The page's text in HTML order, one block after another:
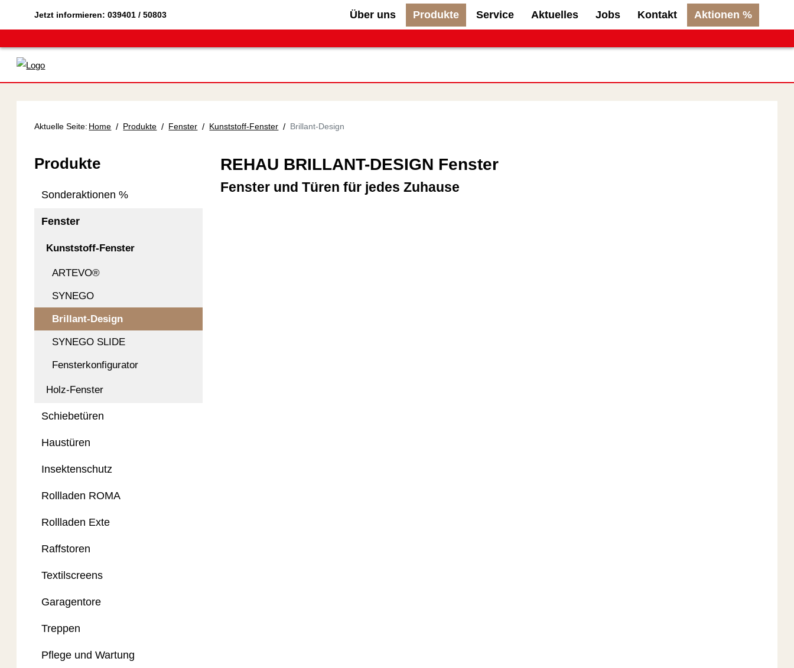
Jetzt informieren: 039401 / 50803 Über uns Produkte Service Aktuelles Jobs Kontakt Aktionen %
Aktuelle Seite: Home / Produkte / Fenster / Kunststoff-Fenster / Brillant-Design
Produkte
Sonderaktionen %
Fenster
Kunststoff-Fenster
ARTEVO®
SYNEGO
Brillant-Design
SYNEGO SLIDE
Fensterkonfigurator
Holz-Fenster
Schiebetüren
Haustüren
Insektenschutz
Rollladen ROMA
Rollladen Exte
Raffstoren
Textilscreens
Garagentore
Treppen
Pflege und Wartung
REHAU BRILLANT-DESIGN Fenster
Fenster und Türen für jedes Zuhause